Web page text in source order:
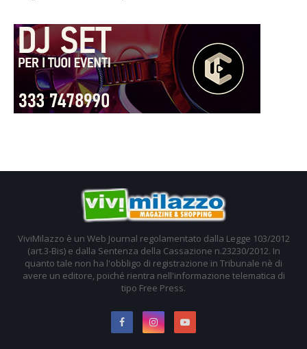
ViviMilazzo è un Web Journal regolamentato dalla Legge 103/2012
(art.3-Bis) e dalla Sentenza della Cassazione n.23230/2012. In
quanto tale non ha l'obbligo di registrazione in Tribunale nè di
avere un editore, poiché rientra nell'informazione telematica di
tipo Free Press.